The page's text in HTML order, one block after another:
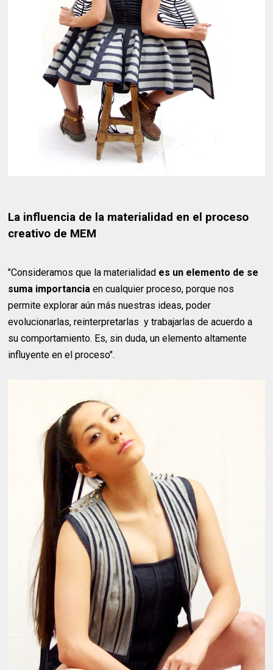
La influencia de la materialidad en el proceso
creativo de MEM
"Consideramos que la materialidad es un elemento de se
suma importancia en cualquier proceso, porque nos
permite explorar aún más nuestras ideas, poder
evolucionarlas, reinterpretarlas y trabajarlas de acuerdo a
su comportamiento. Es, sin duda, un elemento altamente
influyente en el proceso".